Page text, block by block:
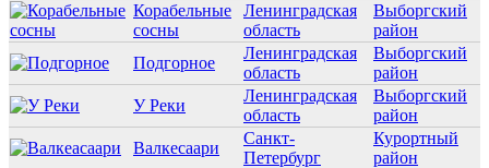
Корабельные
сосны
Ленинградская
область
Выборгский
район
Подгорное
Ленинградская
область
Выборгский
район
У Реки
Ленинградская
область
Выборгский
район
Валкесаари
Санкт-
Петербург
Курортный
район